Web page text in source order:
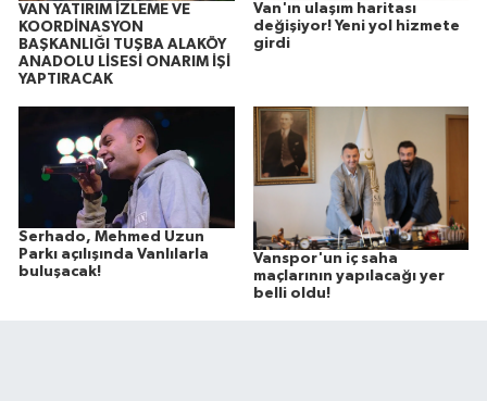
VAN YATIRIM İZLEME VE
KOORDİNASYON
BAŞKANLIĞI TUŞBA ALAKÖY
ANADOLU LİSESİ ONARIM İŞİ
YAPTIRACAK
Van'ın ulaşım haritası
değişiyor! Yeni yol hizmete
girdi
Serhado, Mehmed Uzun
Parkı açılışında Vanlılarla
buluşacak!
Vanspor'un iç saha
maçlarının yapılacağı yer
belli oldu!